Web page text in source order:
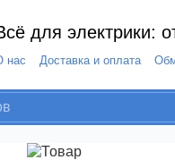
для электрики:
нас Доставка и оплата